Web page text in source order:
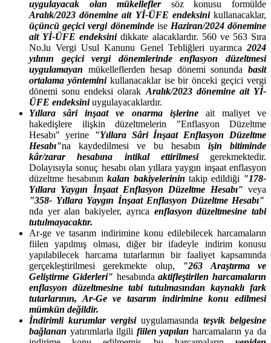
uygulayacak olan mükelleflersöz konusu formülde
Aralık/2023 dönemine ait Yİ-ÜFE endeksinikullanacaklar,
üçüncü geçici vergi dönemindeise Haziran/2024 dönemine
ait Yİ-ÜFE endeksinidikkate alacaklardır. 560 ve 563 Sıra
No.lu Vergi Usul Kanunu Genel Tebliğleri uyarınca 2024
yılının geçici vergi dönemlerinde enflasyon düzeltmesi
uygulamayan mükelleflerden hesap dönemi sonunda basit
ortalama yönteminikullanacaklar ise bir önceki geçici vergi
dönemi sonu endeksi olarak Aralık/2023 dönemine ait Yİ-
ÜFE endeksiniuygulayacaklardır.
Yıllara sâri inşaat ve onarma işlerineait maliyet ve
hakedişlere ilişkin düzeltmelerin "Enflasyon Düzeltme
Hesabı" yerine
"Yıllara Sâri İnşaat Enflasyon Düzeltme
Hesabı"na kaydedilmesi ve bu hesabın işin bitiminde
kâr/zarar hesabına intikal ettirilmesigerekmektedir.
Dolayısıyla sonuç hesabı olan yıllara yaygın inşaat enflasyon
düzeltme hesabınınkalan bakiyelerinin takip edildiği "178-
Yıllara Yaygın İnşaat Enflasyon Düzeltme Hesabı" veya
"358- Yıllara Yaygın İnşaat Enflasyon Düzeltme Hesabı"
nda yer alan bakiyeler, ayrıca enflasyon düzeltmesine tabi
tutulmayacaktır.
Ar-ge ve tasarım indirimine konu edilebilecek harcamaların
fiilen yapılmış olması, diğer bir ifadeyle indirim konusu
yapılabilecek harcama tutarlarının bir faaliyet kapsamında
gerçekleştirilmesi gerekmekte olup,
"263 Araştırma ve
Geliştirme Giderleri" hesabındaaktifleştirilen harcamaların
enflasyon düzeltmesine tabi tutulmasından kaynaklı fark
tutarlarının, Ar-Ge ve tasarım indirimine konu edilmesi
mümkün değildir.
İndirimli kurumlar vergisiuygulamasında teşvik belgesine
bağlanan yatırımlarla ilgili fiilen yapılan harcamaların ya da